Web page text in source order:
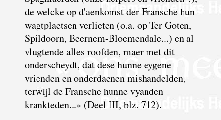
de welcke op d'aenkomst der Fransche hun
wagtplaetsen verlieten (o.a. op Ter Goten,
Spildoorn, Beernem-Bloemendale...) en al
vlugtende alles roofden, maer met dit
onderscheydt, dat dese hunne eygene
vrienden en onderdaenen mishandelden,
terwijl de Fransche hunne vyanden
krankteden...» (Deel III, blz. 712).